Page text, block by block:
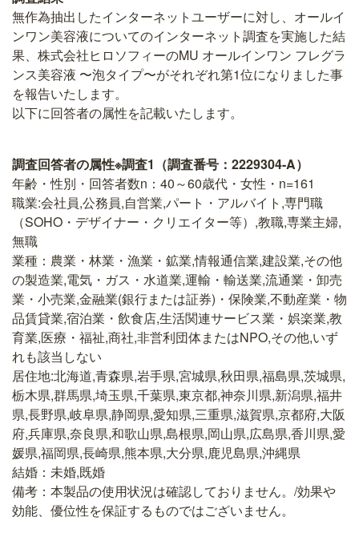
無作為抽出したインターネットユーザーに対し、オールイ
ンワン美容液についてのインターネット調査を実施した結
果、株式会社ヒロソフィーのMU オールインワン フレグラ
ンス美容液 〜泡タイプ〜がそれぞれ第1位になりました事
を報告いたします。
以下に回答者の属性を記載いたします。
調査回答者の属性※調査1（調査番号：2229304-A）
年齢・性別・回答者数n：40～60歳代・女性・n=161
職業:会社員,公務員,自営業,パート・アルバイト,専門職
（SOHO・デザイナー・クリエイター等）,教職,専業主婦,
無職
業種：農業・林業・漁業・鉱業,情報通信業,建設業,その他
の製造業,電気・ガス・水道業,運輸・輸送業,流通業・卸売
業・小売業,金融業(銀行または証券)・保険業,不動産業・物
品賃貸業,宿泊業・飲食店,生活関連サービス業・娯楽業,教
育業,医療・福祉,商社,非営利団体またはNPO,その他,いず
れも該当しない
居住地:北海道,青森県,岩手県,宮城県,秋田県,福島県,茨城県,
栃木県,群馬県,埼玉県,千葉県,東京都,神奈川県,新潟県,福井
県,長野県,岐阜県,静岡県,愛知県,三重県,滋賀県,京都府,大阪
府,兵庫県,奈良県,和歌山県,島根県,岡山県,広島県,香川県,愛
媛県,福岡県,長崎県,熊本県,大分県,鹿児島県,沖縄県
結婚：未婚,既婚
備考：本製品の使用状況は確認しておりません。/効果や
効能、優位性を保証するものではございません。